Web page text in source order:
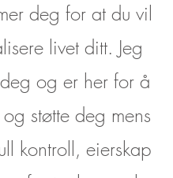
deg for at du vil
livet ditt. Jeg
og er her for å
støtte deg mens
kontroll, eierskap